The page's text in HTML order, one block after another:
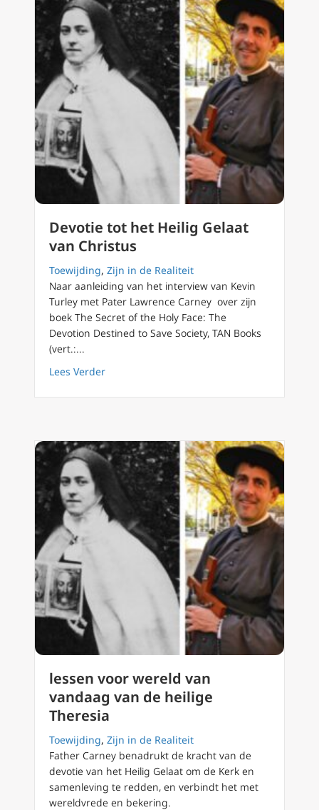
Devotie tot het Heilig Gelaat
van Christus
Toewijding, Zijn in de Realiteit
Naar aanleiding van het interview van Kevin
Turley met Pater Lawrence Carney over zijn
boek The Secret of the Holy Face: The
Devotion Destined to Save Society, TAN Books
(vert.:...
Lees Verderabout Devotie tot het Heilig Gelaat van
lessen voor wereld van
vandaag van de heilige
Theresia
Toewijding, Zijn in de Realiteit
Father Carney benadrukt de kracht van de
devotie van het Heilig Gelaat om de Kerk en
samenleving te redden, en verbindt het met
wereldvrede en bekering.